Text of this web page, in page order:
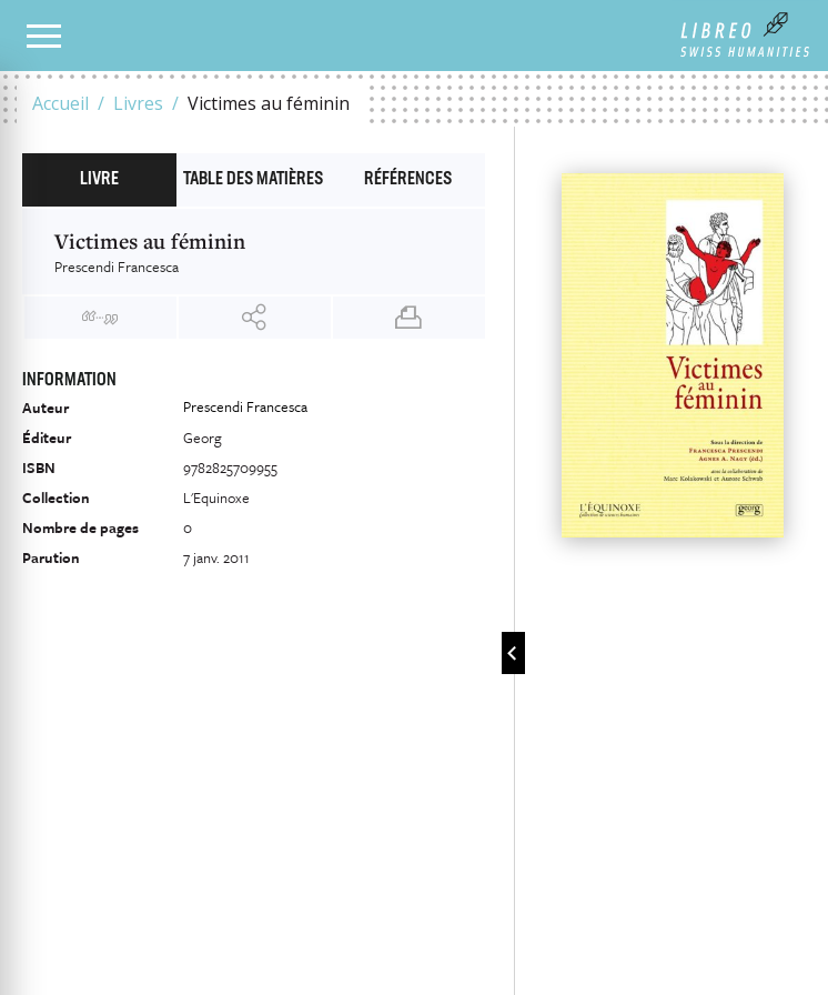
Accueil Livres Victimes au féminin
NOTRE CATALOGUE
LIVRE TABLE DES MATIÈRES RÉFÉRENCES
Victimes au féminin
Prescendi Francesca
INFORMATION
Auteur
Prescendi Francesca
Éditeur
Georg
ISBN
9782825709955
Collection
L'Equinoxe
Nombre de pages
0
Parution
7 janv. 2011